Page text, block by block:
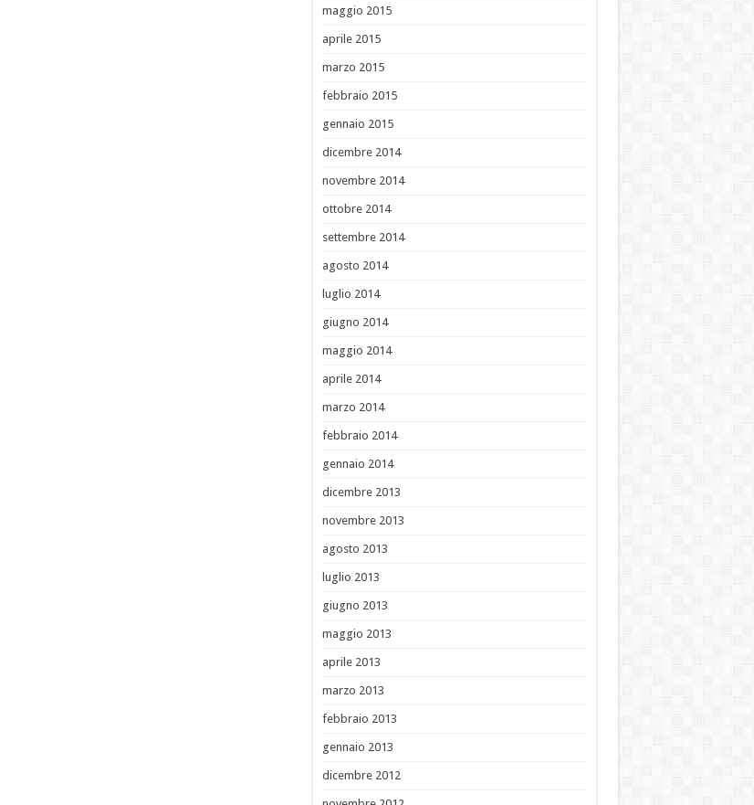
maggio 2015
aprile 2015
marzo 2015
febbraio 2015
gennaio 2015
dicembre 2014
novembre 2014
ottobre 2014
settembre 2014
agosto 2014
luglio 2014
giugno 2014
maggio 2014
aprile 2014
marzo 2014
febbraio 2014
gennaio 2014
dicembre 2013
novembre 2013
agosto 2013
luglio 2013
giugno 2013
maggio 2013
aprile 2013
marzo 2013
febbraio 2013
gennaio 2013
dicembre 2012